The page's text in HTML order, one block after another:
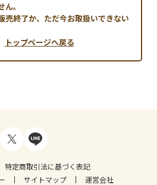
。
売終了か、ただ今お取扱いできない
トップページへ戻る
特定商取引法に基づく表記
サイトマップ 運営会社